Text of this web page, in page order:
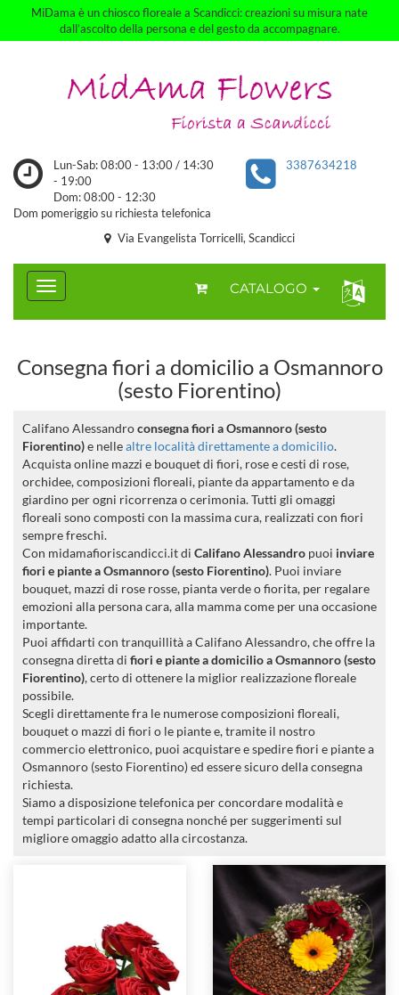
MiDama è un chiosco floreale a Scandicci: creazioni su misura nate
dall’ascolto della persona e del gesto da accompagnare.
Lun-Sab: 08:00 - 13:00 / 14:30
- 19:00
Dom: 08:00 - 12:30
Dom pomeriggio su richiesta telefonica
3387634218
Via Evangelista Torricelli, Scandicci
CATALOGO
Consegna fiori a domicilio a Osmannoro
(sesto Fiorentino)
Califano Alessandroconsegna fiori a Osmannoro (sesto
Fiorentino)e nellealtre località direttamente a domicilio.
Acquista online mazzi e bouquet di fiori, rose e cesti di rose,
orchidee, composizioni floreali, piante da appartamento e da
giardino per ogni ricorrenza o cerimonia. Tutti gli omaggi
floreali sono composti con la massima cura, realizzati con fiori
sempre freschi.
Con midamafioriscandicci.it di Califano Alessandro puoi inviare
fiori e piante a Osmannoro (sesto Fiorentino). Puoi inviare
bouquet, mazzi di rose rosse, pianta verde o fiorita, per regalare
emozioni alla persona cara, alla mamma come per una occasione
importante.
Puoi affidarti con tranquillità a Califano Alessandro, che offre la
consegna diretta di fiori e piante a domicilio a Osmannoro (sesto
Fiorentino), certo di ottenere la miglior realizzazione floreale
possibile.
Scegli direttamente fra le numerose composizioni floreali,
bouquet o mazzi di fiori o le piante e, tramite il nostro
commercio elettronico, puoi acquistare e spedire fiori e piante a
Osmannoro (sesto Fiorentino) ed essere sicuro della consegna
richiesta.
Siamo a disposizione telefonica per concordare modalità e
tempi particolari di consegna nonché per suggerimenti sul
migliore omaggio adatto alla circostanza.